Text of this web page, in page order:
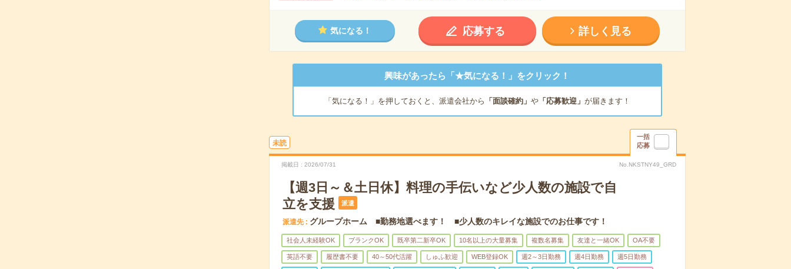
気になる！ 応募する 詳しく見る
興味があったら「★気になる！」をクリック！
「気になる！」を押しておくと、派遣会社から 「面談確約」 や「応募歓迎」 が届きます！
未読
一括
応募
掲載日 2026/07/31 No.NKSTNY49_GRD
【週3日～＆土日休】料理の手伝いなど少人数の施設で自
立を支援
派遣
派遣先 グループホーム ■勤務地選べます！ ■少人数のキレイな施設でのお仕事です！
社会人未経験OK ブランクOK 既卒第二新卒OK 10名以上の大量募集 複数名募集 友達と一緒OK OA不要
英語不要 履歴書不要 40～50代活躍 しゅふ歓迎 WEB登録OK 週2～3日勤務 週4日勤務 週5日勤務